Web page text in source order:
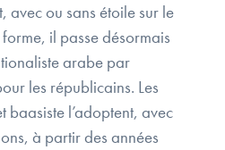
avec ou sans étoile sur le
il passe désormais
arabe par
les républicains. Les
baasiste l’adoptent, avec
à partir des années